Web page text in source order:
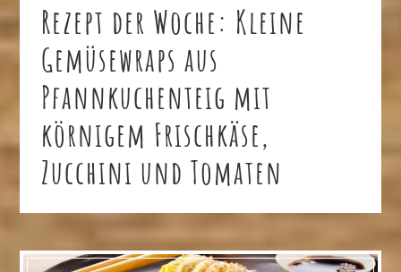
Rezept der Woche: Kleine
Gemüsewraps aus
Pfannkuchenteig mit
körnigem Frischkäse,
Zucchini und Tomaten